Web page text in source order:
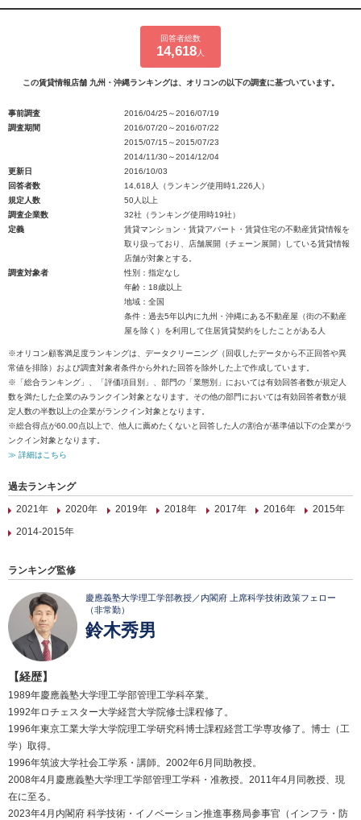
回答者総数
14,618 人
この賃貸情報店舗 九州・沖縄ランキングは、オリコンの以下の調査に基づいています。
事前調査
2016/04/25～2016/07/19
調査期間
2016/07/20～2016/07/22
2015/07/15～2015/07/23
2014/11/30～2014/12/04
更新日
2016/10/03
回答者数
14,618人（ランキング使用時1,226人）
規定人数
50人以上
調査企業数
32社（ランキング使用時19社）
定義
賃貸マンション・賃貸アパート・賃貸住宅の不動産賃貸情報を
取り扱っており、店舗展開（チェーン展開）している賃貸情報
店舗が対象とする。
調査対象者
性別：指定なし
年齢：18歳以上
地域：全国
条件：過去5年以内に九州・沖縄にある不動産屋（街の不動産
屋を除く）を利用して住居賃貸契約をしたことがある人
※オリコン顧客満足度ランキングは、データクリーニング（回収したデータから不正回答や異
常値を排除）および調査対象者条件から外れた回答を除外した上で作成しています。
※「総合ランキング」、「評価項目別」、部門の「業態別」においては有効回答者数が規定人
数を満たした企業のみランクイン対象となります。その他の部門においては有効回答者数が規
定人数の半数以上の企業がランクイン対象となります。
※総合得点が60.00点以上で、他人に薦めたくないと回答した人の割合が基準値以下の企業がラ
ンクイン対象となります。
≫ 詳細はこちら
過去ランキング
2021年
2020年 2019年 2018年 2017年 2016年
2015年
2014-2015年
ランキング監修
慶應義塾大学理工学部教授／内閣府 上席科学技術政策フェロー
（非常勤）
鈴木秀男
【経歴】
1989年慶應義塾大学理工学部管理工学科卒業。
1992年ロチェスター大学経営大学院修士課程修了。
1996年東京工業大学大学院理工学研究科博士課程経営工学専攻修了。博士（工
学）取得。
1996年筑波大学社会工学系・講師。2002年6月同助教授。
2008年4月慶應義塾大学理工学部管理工学科・准教授。2011年4月同教授、現
在に至る。
2023年4月内閣府 科学技術・イノベーション推進事務局参事官（インフラ・防